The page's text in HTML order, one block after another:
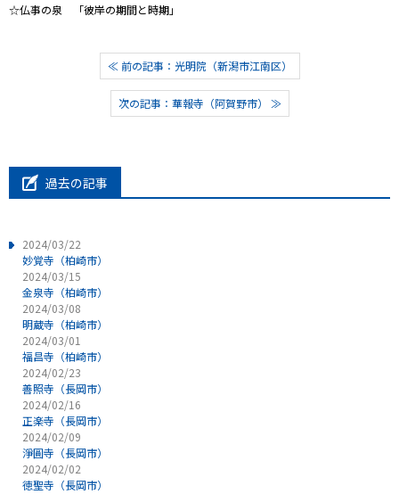
☆仏事の泉 「彼岸の期間と時期」
≪ 前の記事：光明院（新潟市江南区）
次の記事：華報寺（阿賀野市） ≫
過去の記事
2024/03/22
妙覚寺（柏崎市）
2024/03/15
金泉寺（柏崎市）
2024/03/08
明蔵寺（柏崎市）
2024/03/01
福昌寺（柏崎市）
2024/02/23
善照寺（長岡市）
2024/02/16
正楽寺（長岡市）
2024/02/09
淨圓寺（長岡市）
2024/02/02
徳聖寺（長岡市）